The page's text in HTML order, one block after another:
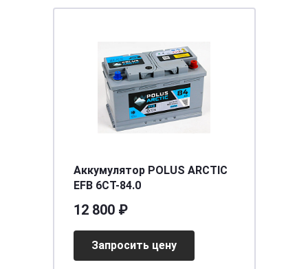
Аккумулятор POLUS ARCTIC
EFB 6СТ-84.0
12 800 ₽
Запросить цену